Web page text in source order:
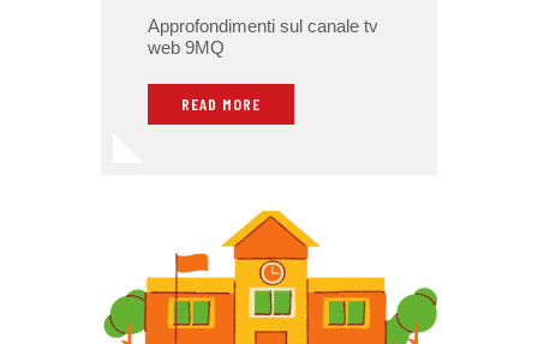
Approfondimenti sul canale tv
web 9MQ
READ MORE